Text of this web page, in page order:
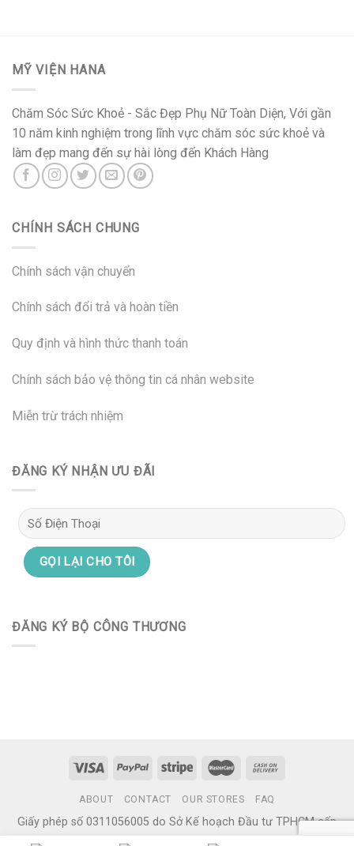
MỸ VIỆN HANA
Chăm Sóc Sức Khoẻ - Sắc Đẹp Phụ Nữ Toàn Diện, Với gần
10 năm kinh nghiệm trong lĩnh vực chăm sóc sức khoẻ và
làm đẹp mang đến sự hài lòng đến Khách Hàng
CHÍNH SÁCH CHUNG
Chính sách vận chuyển
Chính sách đổi trả và hoàn tiền
Quy định và hình thức thanh toán
Chính sách bảo vệ thông tin cá nhân website
Miễn trừ trách nhiệm
ĐĂNG KÝ NHẬN ƯU ĐÃI
ĐĂNG KÝ BỘ CÔNG THƯƠNG
ABOUT CONTACT OUR STORES FAQ
Giấy phép số 0311056005 do Sở Kế hoạch Đầu tư TPHCM cấp